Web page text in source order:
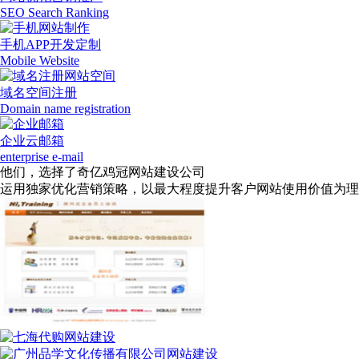
SEO Search Ranking
手机APP开发定制
Mobile Website
域名空间注册
Domain name registration
企业云邮箱
enterprise e-mail
他们，选择了奇亿鸡冠网站建设公司
运用独家优化营销策略，以最大程度提升客户网站使用价值为